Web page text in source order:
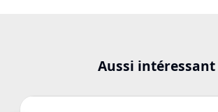
Aussi intéressant